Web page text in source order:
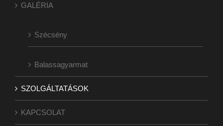
GALÉRIA
Szécsény
Balassagyarmat
SZOLGÁLTATÁSOK
KAPCSOLAT